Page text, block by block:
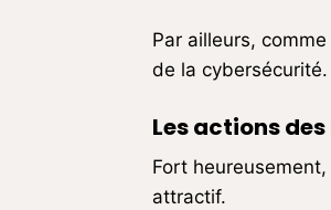
Par ailleurs,
de la cybersécurité.
Les actions
Fort
attractif.